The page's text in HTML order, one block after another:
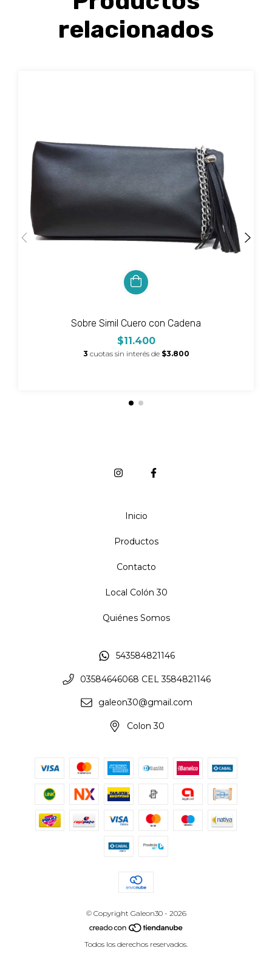
relacionados
Sobre Simil Cuero con Cadena
$11.400
3 cuotas sin interés de $3.800
Inicio
Productos
Contacto
Local Colón 30
Quiénes Somos
543584821146
03584646068 CEL 3584821146
galeon30@gmail.com
Colon 30
© Copyright Galeon30 - 2026
Todos los derechos reservados.